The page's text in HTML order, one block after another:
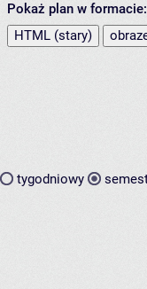
Pokaż plan w formacie:
HTML (stary)
tygodniowy